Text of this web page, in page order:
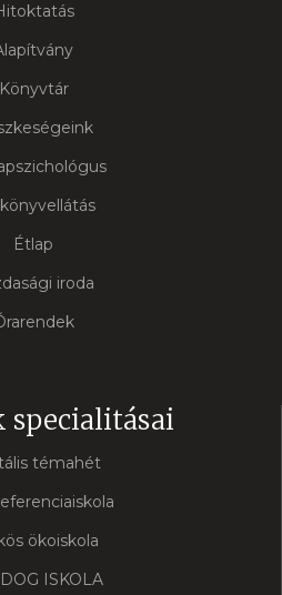
Könyvtár
Étlap
iroda
specialitásai
témahét
ökoiskola
ISKOLA